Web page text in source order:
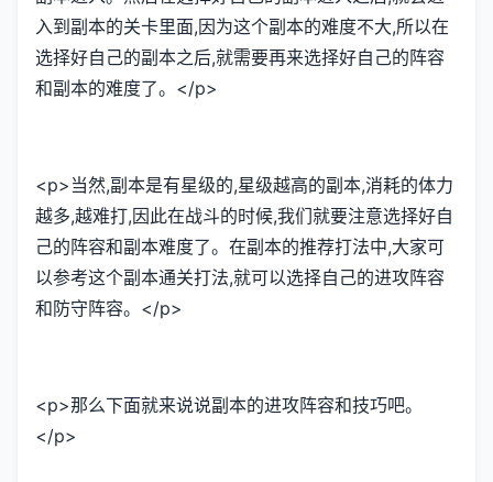
入到副本的关卡里面,因为这个副本的难度不大,所以在
选择好自己的副本之后,就需要再来选择好自己的阵容
和副本的难度了。</p>
<p>当然,副本是有星级的,星级越高的副本,消耗的体力
越多,越难打,因此在战斗的时候,我们就要注意选择好自
己的阵容和副本难度了。在副本的推荐打法中,大家可
以参考这个副本通关打法,就可以选择自己的进攻阵容
和防守阵容。</p>
<p>那么下面就来说说副本的进攻阵容和技巧吧。
</p>